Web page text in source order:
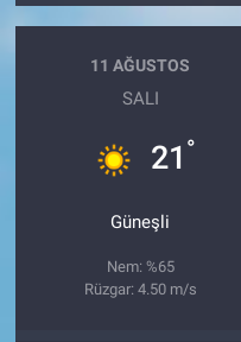
11 AĞUSTOS
SALI
21 °
Güneşli
Nem: %65
Rüzgar: 4.50 m/s